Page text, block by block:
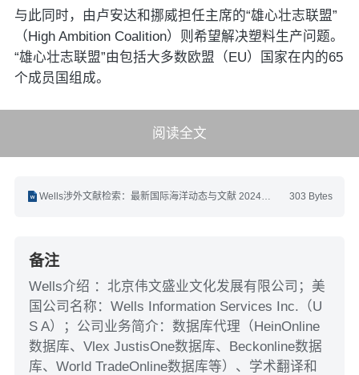
与此同时，由卢安达和挪威担任主席的“雄心壮志联盟”
（High Ambition Coalition）则希望解决塑料生产问题。
“雄心壮志联盟”由包括大多数欧盟（EU）国家在内的65
个成员国组成。
阅读全文
303 Bytes
Wells涉外文献检索：最新国际海洋动态与文献 2024年4月第8期(4.16-4.30).docx
备注
Wells介绍 ：北京伟文盛业文化发展有限公司；美
国公司名称：Wells Information Services Inc.（U
S A）；公司业务简介：数据库代理（HeinOnline
数据库、Vlex JustisOne数据库、Beckonline数据
库、World TradeOnline数据库等）、学术翻译和